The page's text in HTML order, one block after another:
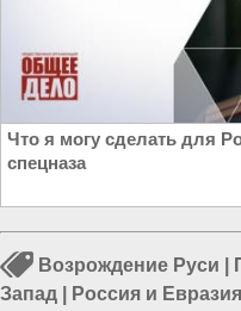
Что я могу сделать для
спецназа
Возрождение Руси
Запад
Россия и Евразия